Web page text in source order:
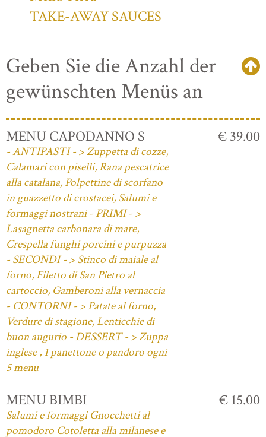
TAKE-AWAY SAUCES
Geben Sie die Anzahl der
gewünschten Menüs an
MENU CAPODANNO S
- ANTIPASTI - > Zuppetta di cozze,
Calamari con piselli, Rana pescatrice
alla catalana, Polpettine di scorfano
in guazzetto di crostacei, Salumi e
formaggi nostrani - PRIMI - >
Lasagnetta carbonara di mare,
Crespella funghi porcini e purpuzza
- SECONDI - > Stinco di maiale al
forno, Filetto di San Pietro al
cartoccio, Gamberoni alla vernaccia
- CONTORNI - > Patate al forno,
Verdure di stagione, Lenticchie di
buon augurio - DESSERT - > Zuppa
inglese , 1 panettone o pandoro ogni
5 menu
€ 39.00
MENU BIMBI
Salumi e formaggi Gnocchetti al
pomodoro Cotoletta alla milanese e
€ 15.00